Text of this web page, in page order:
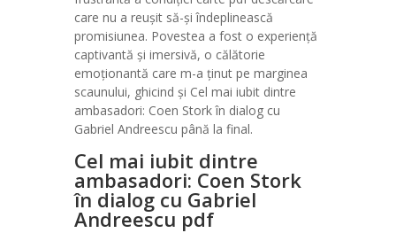
care nu a reușit să-și îndeplinească
promisiunea. Povestea a fost o experiență
captivantă și imersivă, o călătorie
emoționantă care m-a ținut pe marginea
scaunului, ghicind și Cel mai iubit dintre
ambasadori: Coen Stork în dialog cu
Gabriel Andreescu până la final.
Cel mai iubit dintre
ambasadori: Coen Stork
în dialog cu Gabriel
Andreescu pdf